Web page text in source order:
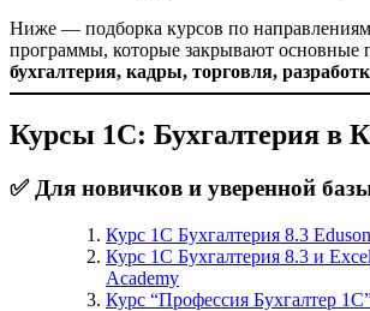
Ниже — подборка курсов по
программы, которые закрывают основные
бухгалтерия, кадры, торговля,
Курсы 1С: Бухгалтерия в
✅ Для новичков и уверенной
Курс 1С Бухгалтерия 8.3
Курс 1С Бухгалтерия 8.3 и
Academy
Курс “Профессия Бухгалтер